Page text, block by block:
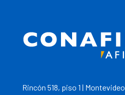
Rincón 518, piso 1 |